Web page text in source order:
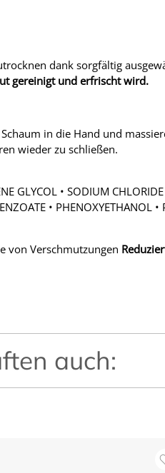
dank sorgfältig
gereinigt und erfrischt wird.
in die Hand und
wieder zu schließen.
GLYCOL • SODIUM
• PHENOXYETHANOL •
von Verschmutzungen
auch: